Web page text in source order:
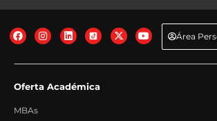
sobre Protección de Datos en nuestra página web:+info
Área
Oferta Académica
MBAs